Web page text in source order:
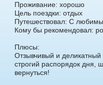
Проживание: хорошо
Цель поездки: отдых
Путешествовал: С
Кому бы рекомендовал:
Плюсы:
Отзывчивый и деликатный
строгий распорядок дня,
вернуться!